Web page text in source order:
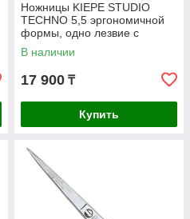
Ножницы KIEPE STUDIO
TECHNO 5,5 эргономичной
формы, одно лезвие с
микронасечкой
В наличии
17 900 ₸
Купить